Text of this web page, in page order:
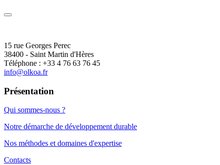
15 rue Georges Perec
38400 - Saint Martin d'Hères
Téléphone : +33 4 76 63 76 45
info@olkoa.fr
Présentation
Qui sommes-nous ?
Notre démarche de développement durable
Nos méthodes et domaines d'expertise
Contacts